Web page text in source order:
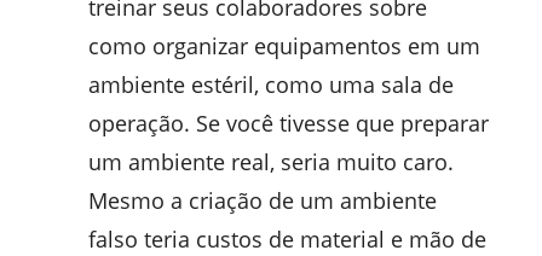
treinar seus colaboradores sobre
como organizar equipamentos em um
ambiente estéril, como uma sala de
operação. Se você tivesse que preparar
um ambiente real, seria muito caro.
Mesmo a criação de um ambiente
falso teria custos de material e mão de